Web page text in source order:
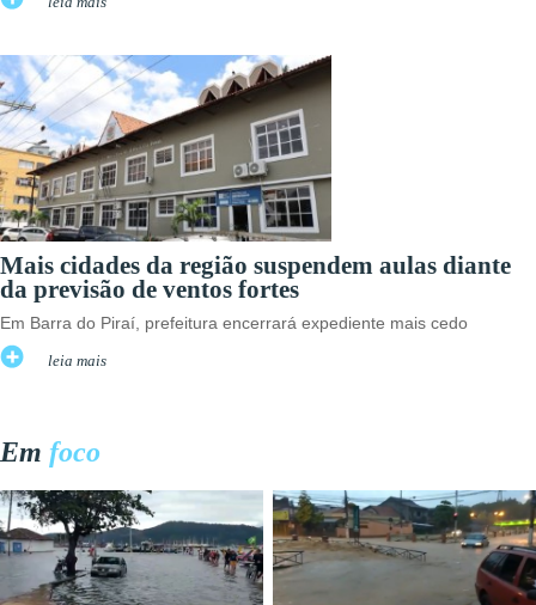
Mais cidades da região suspendem aulas diante
da previsão de ventos fortes
Em Barra do Piraí, prefeitura encerrará expediente mais cedo
leia mais
Em foco